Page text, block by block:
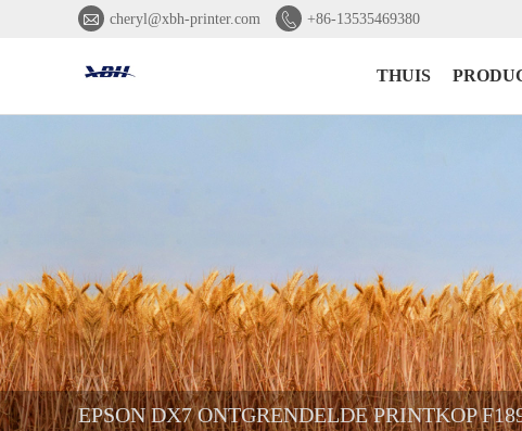
 cheryl@xbh-printer.com  +86-13535469380
THUIS
EPSON DX7 ONTGRENDELDE PRINTKOP